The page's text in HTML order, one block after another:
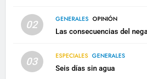
02 GENERALES OPINIÓN
Las consecuencias del
03 ESPECIALES GENERALES
Seis días sin agua